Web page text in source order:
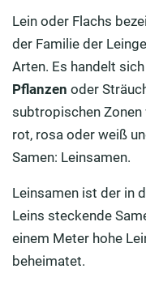
Heilpflanze
Leinsamen: Das
Wirkung von
Leinsamen richtig
Vom Flachs zum
Leinöl kann mehr
Achten Sie bei
Rezepte mit Lein
Lein oder Flachs
der Familie der
Arten. Es handelt
Pflanzen oder
subtropischen Zonen
rot, rosa oder weiß
Samen: Leinsamen.
Leinsamen ist der in
Leins steckende
einem Meter hohe
beheimatet.